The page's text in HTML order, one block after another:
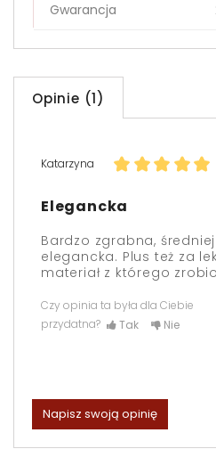
Gwarancja
Opinie (1)
Katarzyna
Elegancka
Bardzo zgrabna,
elegancka. Plus też za
materiał z którego
Czy opinia ta była dla Ciebie
przydatna?
Tak Nie
Napisz swoją opinię